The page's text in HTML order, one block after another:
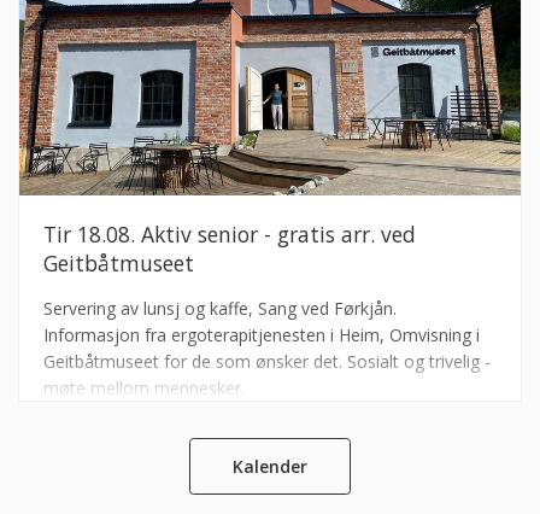
Tir 18.08. Aktiv senior - gratis arr. ved
Geitbåtmuseet
Servering av lunsj og kaffe, Sang ved Førkjån.
Informasjon fra ergoterapitjenesten i Heim, Omvisning i
Geitbåtmuseet for de som ønsker det. Sosialt og trivelig -
møte mellom mennesker.
Kalender